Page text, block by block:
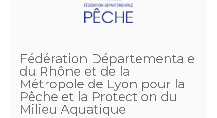
Fédération Départementale
du Rhône et de la
Métropole de Lyon pour la
Pêche et la Protection du
Milieu Aquatique